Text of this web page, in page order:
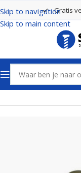
Skip to navigation
Skip to main content
Gratis
Home Poort- en